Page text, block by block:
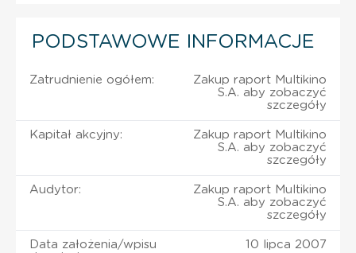
PODSTAWOWE INFORMACJE
Zatrudnienie ogółem:
Zakup raport Multikino
S.A. aby zobaczyć
szczegóły
Kapitał akcyjny:
Zakup raport Multikino
S.A. aby zobaczyć
szczegóły
Audytor:
Zakup raport Multikino
S.A. aby zobaczyć
szczegóły
Data założenia/wpisu
10 lipca 2007